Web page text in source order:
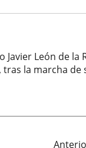
León de la
la marcha de